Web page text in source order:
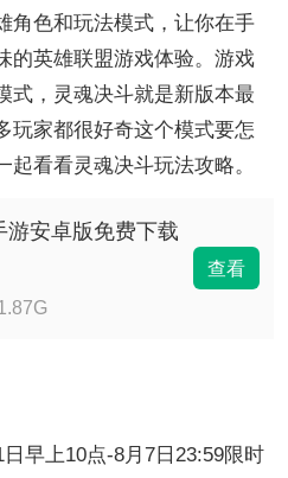
角色和玩法模式，让你在手
的英雄联盟游戏体验。游戏
式，灵魂决斗就是新版本最
玩家都很好奇这个模式要怎
看看灵魂决斗玩法攻略。
游安卓版免费下载
查看
上10点-8月7日23:59限时